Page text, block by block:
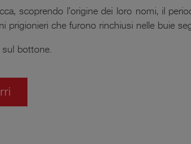
scoprendo l’origine dei loro nomi, il
prigionieri che furono rinchiusi nelle buie
bottone.